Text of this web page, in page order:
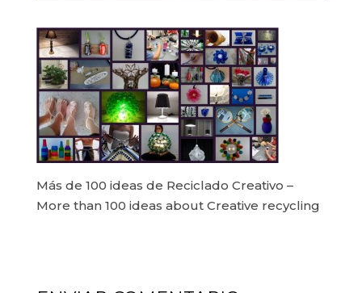
Más de 100 ideas de Reciclado Creativo –
More than 100 ideas about Creative recycling